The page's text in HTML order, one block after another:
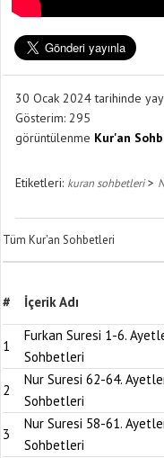
30 Ocak 2024 tarihinde
Gösterim: 295
görüntülenme Kur'an
Etiketleri: kuran sohbetleri>
Tüm Kur'an Sohbetleri
# İçerik Adı
1
Furkan Suresi 1-6.
Sohbetleri
2
Nur Suresi 62-64.
Sohbetleri
3
Nur Suresi 58-61.
Sohbetleri